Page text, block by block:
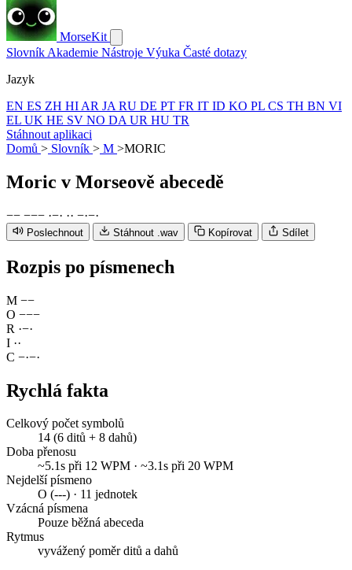
MorseKit
Slovník Akademie Nástroje Výuka Časté dotazy
Jazyk
EN ES ZH HI AR JA RU DE PT FR IT ID KO PL CS TH BN VI
EL UK HE SV NO DA UR HU TR
Stáhnout aplikaci
Domů > Slovník > M >MORIC
Moric v Morseově abecedě
−− −−− ·−· ·· −·−·
Poslechnout Stáhnout .wav Kopírovat Sdílet
Rozpis po písmenech
M −−
O −−−
R ·−·
I ··
C −·−·
Rychlá fakta
Celkový počet symbolů
14 (6 ditů + 8 dahů)
Doba přenosu
~5.1s při 12 WPM · ~3.1s při 20 WPM
Nejdelší písmeno
O (---) · 11 jednotek
Vzácná písmena
Pouze běžná abeceda
Rytmus
vyvážený poměr ditů a dahů